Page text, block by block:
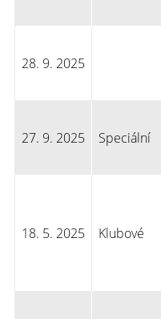
28. 9. 2025
27. 9. 2025 Speciální
18. 5. 2025 Klubové